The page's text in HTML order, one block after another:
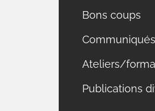
Bons coups
Ateliers/
Publications